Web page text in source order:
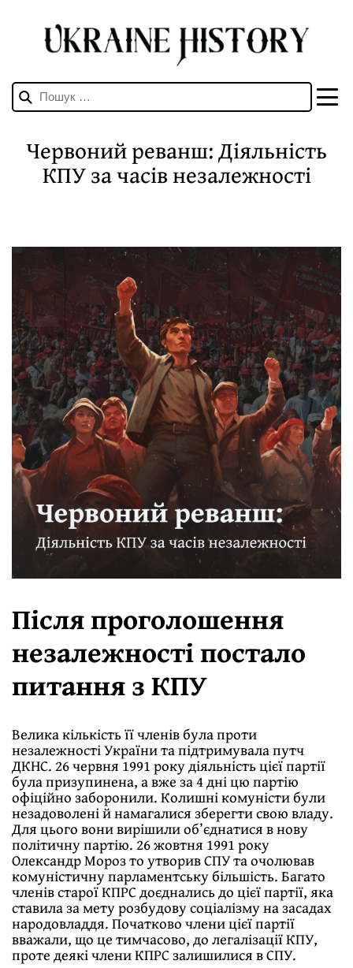
Пошук:
Червоний реванш: Діяльність
КПУ за часів незалежності
Після проголошення
незалежності постало
питання з КПУ
Велика кількість її членів була проти
незалежності України та підтримувала путч
ДКНС. 26 червня 1991 року діяльність цієї партії
була призупинена, а вже за 4 дні цю партію
офіційно заборонили. Колишні комуністи були
незадоволені й намагалися зберегти свою владу.
Для цього вони вирішили об’єднатися в нову
політичну партію. 26 жовтня 1991 року
Олександр Мороз то утворив СПУ та очолював
комуністичну парламентську більшість. Багато
членів старої КПРС доєднались до цієї партії, яка
ставила за мету розбудову соціалізму на засадах
народовладдя. Початково члени цієї партії
вважали, що це тимчасово, до легалізації КПУ,
проте деякі члени КПРС залишилися в СПУ.